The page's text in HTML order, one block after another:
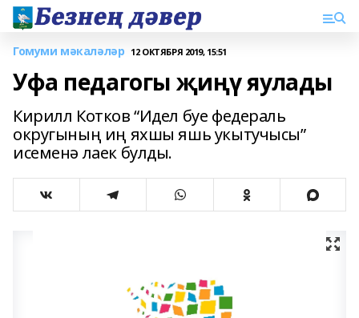
Гомуми мәкаләләр 12 ОКТЯБРЯ 2019, 15:51
Уфа педагогы җиңү яулады
Кирилл Котков “Идел буе федераль
округының иң яхшы яшь укытучысы”
исеменә лаек булды.